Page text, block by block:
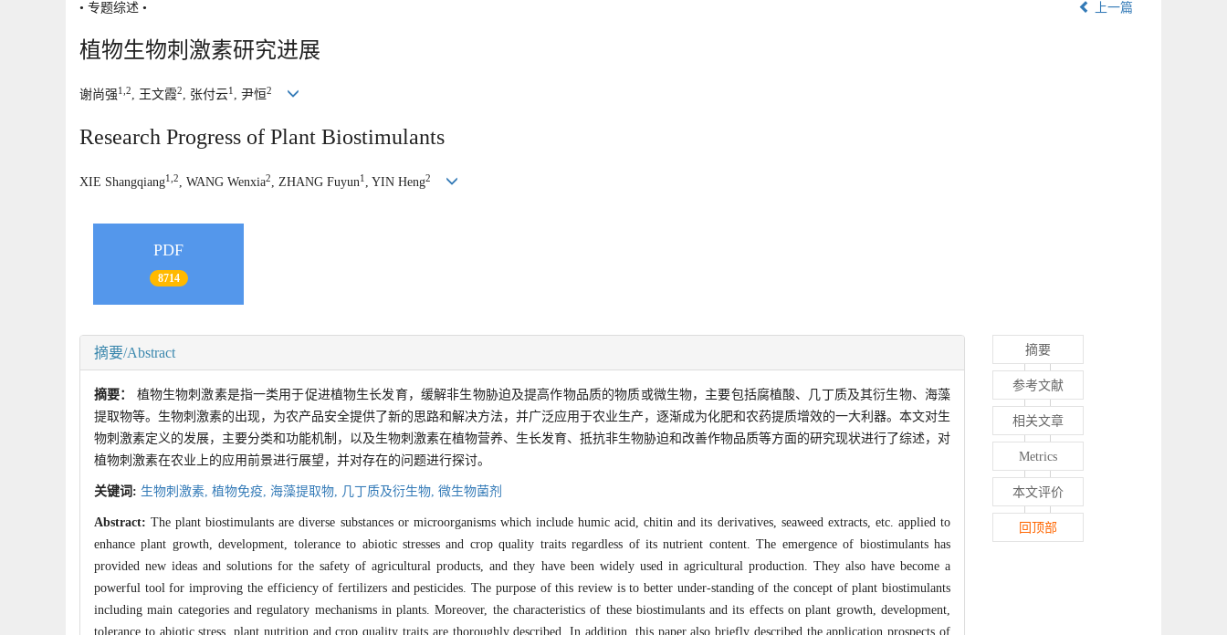
• 专题综述 •
上一篇
植物生物刺激素研究进展
谢尚强1,2, 王文霞2, 张付云1 , 尹恒2
Research Progress of Plant Biostimulants
XIE Shangqiang1,2 , WANG Wenxia2 , ZHANG Fuyun1 , YIN Heng2
PDF
8714
摘要/Abstract
摘要： 植物生物刺激素是指一类用于促进植物生长发育，缓解非生物胁迫及提高作物品质的物质或微生物，主要包括腐植酸、几丁质及其衍生物、海藻
提取物等。生物刺激素的出现，为农产品安全提供了新的思路和解决方法，并广泛应用于农业生产，逐渐成为化肥和农药提质增效的一大利器。本文对生
物刺激素定义的发展，主要分类和功能机制，以及生物刺激素在植物营养、生长发育、抵抗非生物胁迫和改善作物品质等方面的研究现状进行了综述，对
植物刺激素在农业上的应用前景进行展望，并对存在的问题进行探讨。
关键词: 生物刺激素, 植物免疫, 海藻提取物, 几丁质及衍生物, 微生物菌剂
Abstract:The plant biostimulants are diverse substances or microorganisms which include humic acid, chitin and its derivatives, seaweed extracts, etc. applied to
enhance plant growth, development, tolerance to abiotic stresses and crop quality traits regardless of its nutrient content. The emergence of biostimulants has
provided new ideas and solutions for the safety of agricultural products, and they have been widely used in agricultural production. They also have become a
powerful tool for improving the efficiency of fertilizers and pesticides. The purpose of this review is to better under-standing of the concept of plant biostimulants
including main categories and regulatory mechanisms in plants. Moreover, the characteristics of these biostimulants and its effects on plant growth, development,
tolerance to abiotic stress, plant nutrition and crop quality traits are thoroughly described. In addition, this paper also briefly described the application prospects of
摘要
参考文献
相关文章
Metrics
本文评价
回顶部